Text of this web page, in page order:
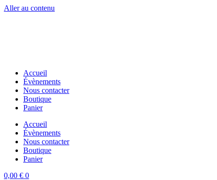
Aller au contenu
Accueil
Évènements
Nous contacter
Boutique
Panier
Accueil
Évènements
Nous contacter
Boutique
Panier
0,00 € 0